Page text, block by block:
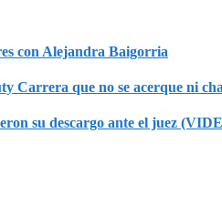
con Alejandra Baigorria
Carrera que no se acerque ni
su descargo ante el juez